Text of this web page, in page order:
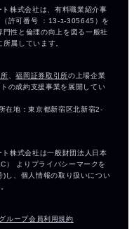
グループ会員利用規約